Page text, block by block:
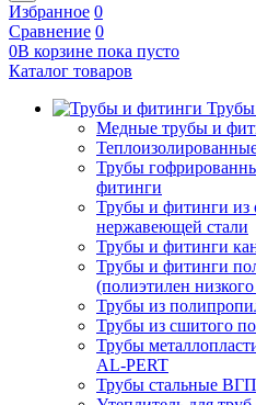
Избранное 0
Сравнение 0
0В корзине пока пусто
Каталог товаров
Медные трубы и
Трубы
фитинги
Трубы и фитинги из
нержавеющей стали
Трубы и фитинги
Трубы и фитинги
(полиэтилен
Трубы из
Трубы из сшитого
Трубы
AL-PERT
Трубы стальные